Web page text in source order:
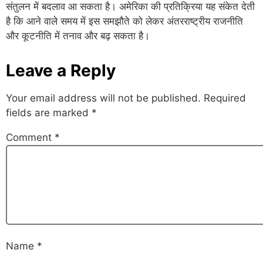
संतुलन में बदलाव आ सकता है। अमेरिका की प्रतिक्रिया यह संकेत देती
है कि आने वाले समय में इस समझौते को लेकर अंतरराष्ट्रीय राजनीति
और कूटनीति में तनाव और बढ़ सकता है।
Leave a Reply
Your email address will not be published. Required
fields are marked *
Comment *
Name *